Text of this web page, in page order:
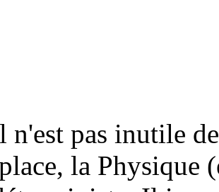
n'est pas inutile
la Physique